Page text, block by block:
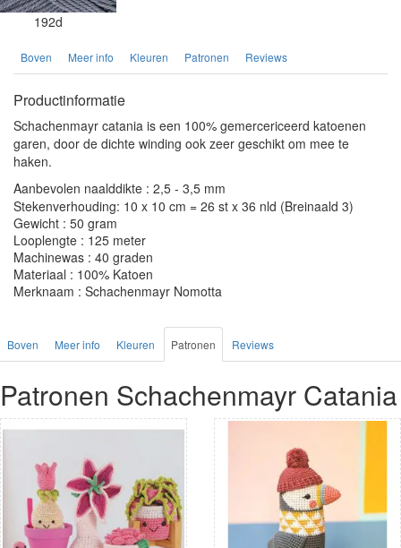
192d
Boven Meer info Kleuren Patronen Reviews
Productinformatie
Schachenmayr catania is een 100% gemercericeerd katoenen
garen, door de dichte winding ook zeer geschikt om mee te
haken.
Aanbevolen naalddikte : 2,5 - 3,5 mm
Stekenverhouding: 10 x 10 cm = 26 st x 36 nld (Breinaald 3)
Gewicht : 50 gram
Looplengte : 125 meter
Machinewas : 40 graden
Materiaal : 100% Katoen
Merknaam : Schachenmayr Nomotta
Boven Meer info Kleuren Patronen Reviews
Patronen Schachenmayr Catania